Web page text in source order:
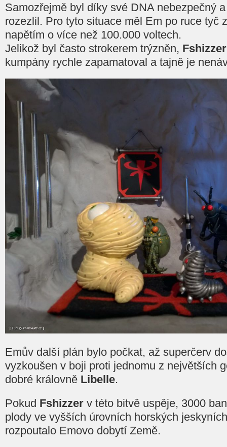
Samozřejmě byl díky své DNA nebezpečný
rozezlil. Pro tyto situace měl Em po ruce tyč
napětím o více než 100.000 voltech.
Jelikož byl často strokerem trýzněn, Fshizzer
kumpány rychle zapamatoval a tajně je
Emův další plán bylo počkat, až superčerv
vyzkoušen v boji proti jednomu z největších
dobré královně Libelle.
Pokud Fshizzer v této bitvě uspěje, 3000
plody ve vyšších úrovních horských
rozpoutalo Emovo dobytí Země.